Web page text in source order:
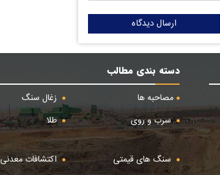
ارسال دیدگاه
دسته بندی مطالب
مصاحبه ها
زغال سنگ
سرب و روی
طلا
سنگ های قیمتی
اکتشافات معدنی